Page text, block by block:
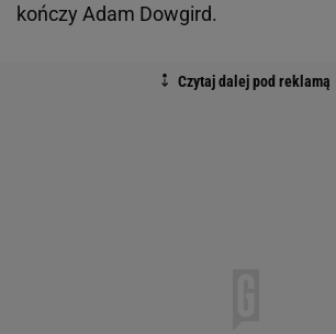
kończy Adam Dowgird.